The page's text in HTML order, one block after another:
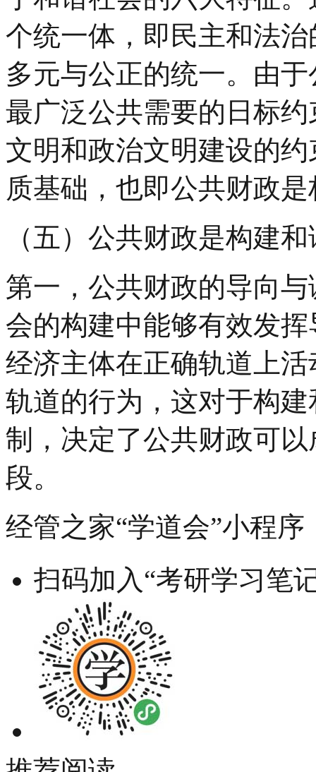
个统一体，即民主和法
多元与公正的统一。由
最广泛公共需要的日标
文明和政治文明建设的
质基础，也即公共财政
（五）公共财政是构建
第一，公共财政的导向
会的构建中能够有效发
经济主体在正确轨道上
轨道的行为，这对于构
制，决定了公共财政可
段。
经管之家“学道会”小程序
扫码加入“考研学习笔